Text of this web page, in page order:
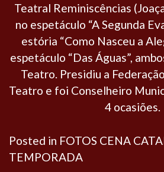
Teatral Reminiscências
no espetáculo “A Segunda
estória “Como Nasceu a
espetáculo “Das Águas”,
Teatro. Presidiu a
Teatro e foi Conselheiro
4 ocasiões.
Posted in FOTOS CENA
TEMPORADA